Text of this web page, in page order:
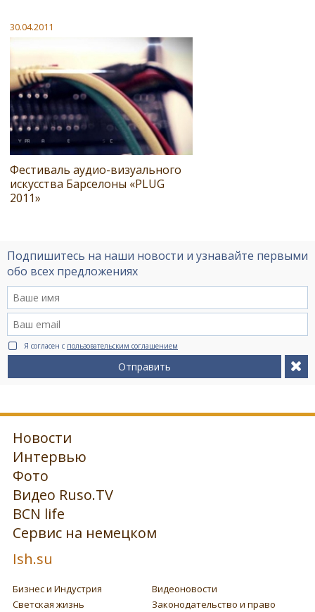
30.04.2011
Фестиваль аудио-визуального
искусства Барселоны «PLUG
2011»
Подпишитесь на наши новости и узнавайте первыми
обо всех предложениях
Я согласен с пользовательским соглашением
Отправить
Новости
Интервью
Фото
Видео Ruso.TV
BCN life
Сервис на немецком
Ish.su
Бизнес и Индустрия
Видеоновости
Светская жизнь
Законодательство и право